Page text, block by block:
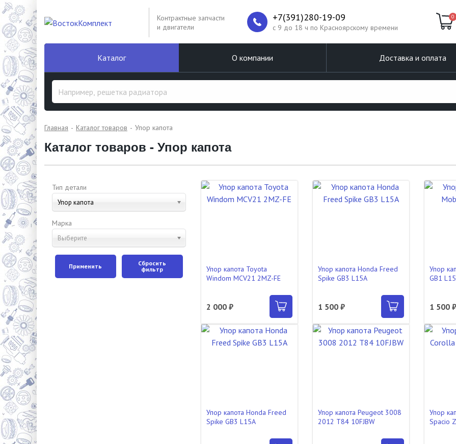
Контрактные запчасти
и двигатели
+7(391)280-19-09
c 9 до 18 ч по Красноярскому времени
0
Каталог О компании Доставка и оплата
Главная Каталог товаров Упор капота
Каталог товаров - Упор капота
Тип детали
Упор капота
Марка
Выберите
Применить
Сбросить
фильтр
Упор капота Toyota
Windom MCV21 2MZ-FE
2 000 ₽
Упор капота Honda Freed
Spike GB3 L15A
1 500 ₽
Упор
GB1
1 500 ₽
Упор капота Honda Freed
Spike GB3 L15A
Упор капота Peugeot 3008
2012 T84 10FJBW
Упор
Spacio